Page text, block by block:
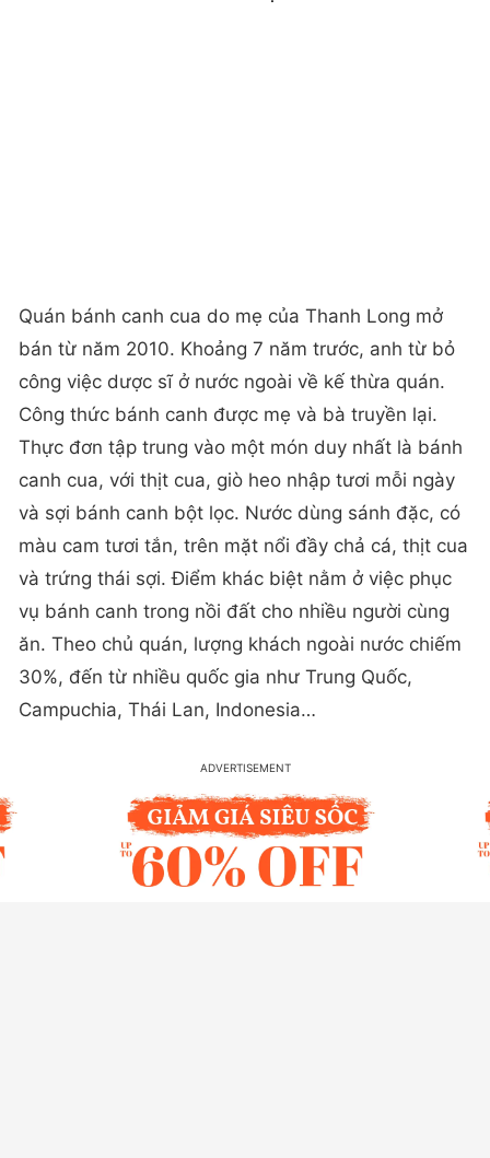
Quán bánh canh cua do mẹ của Thanh Long mở
bán từ năm 2010. Khoảng 7 năm trước, anh từ bỏ
công việc dược sĩ ở nước ngoài về kế thừa quán.
Công thức bánh canh được mẹ và bà truyền lại.
Thực đơn tập trung vào một món duy nhất là bánh
canh cua, với thịt cua, giò heo nhập tươi mỗi ngày
và sợi bánh canh bột lọc. Nước dùng sánh đặc, có
màu cam tươi tắn, trên mặt nổi đầy chả cá, thịt cua
và trứng thái sợi. Điểm khác biệt nằm ở việc phục
vụ bánh canh trong nồi đất cho nhiều người cùng
ăn. Theo chủ quán, lượng khách ngoài nước chiếm
30%, đến từ nhiều quốc gia như Trung Quốc,
Campuchia, Thái Lan, Indonesia…